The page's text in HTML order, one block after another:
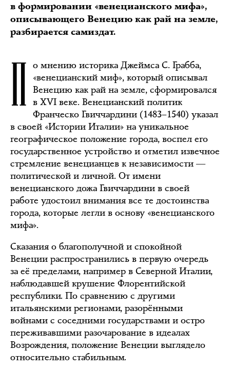
в формировании «венецианского мифа»,
описывающего Венецию как рай на земле,
разбирается самиздат.
П о мнению историка Джеймса С. Грабба,
«венецианский миф», который описывал
Венецию как рай на земле, сформировался
в XVI веке. Венецианский политик
Франческо Гвиччардини (1483–1540) указал
в своей «Истории Италии» на уникальное
географическое положение города, воспел его
государственное устройство и отметил извечное
стремление венецианцев к независимости ―
политической и личной. От имени
венецианского дожа Гвиччардини в своей
работе удостоил внимания все те достоинства
города, которые легли в основу «венецианского
мифа».
Сказания о благополучной и спокойной
Венеции распространились в первую очередь
за её пределами, например в Северной Италии,
наблюдавшей крушение Флорентийской
республики. По сравнению с другими
итальянскими регионами, разорёнными
войнами с соседними государствами и остро
переживавшими разочарование в идеалах
Возрождения, положение Венеции выглядело
относительно стабильным.